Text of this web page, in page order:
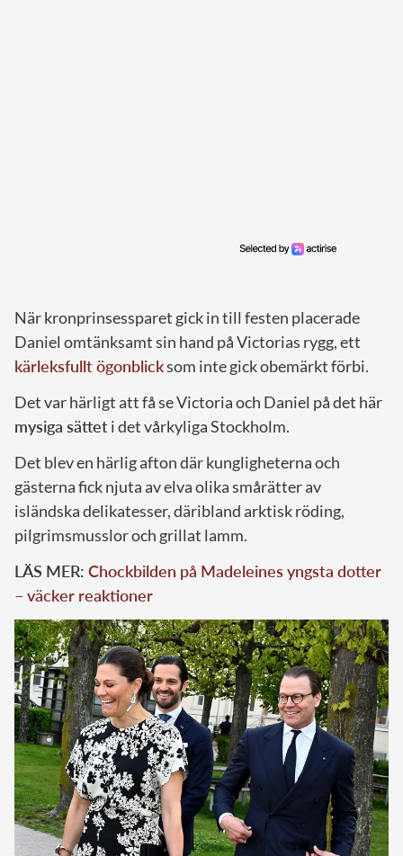
När kronprinsessparet gick in till festen placerade
Daniel omtänksamt sin hand på Victorias rygg, ett
kärleksfullt ögonblicksom inte gick obemärkt förbi.
Det var härligt att få se Victoria och Daniel på det här
mysiga sätteti det vårkyliga Stockholm.
Det blev en härlig afton där kungligheterna och
gästerna fick njuta av elva olika smårätter av
isländska delikatesser, däribland arktisk röding,
pilgrimsmusslor och grillat lamm.
LÄS MER: Chockbilden på Madeleines yngsta dotter
– väcker reaktioner